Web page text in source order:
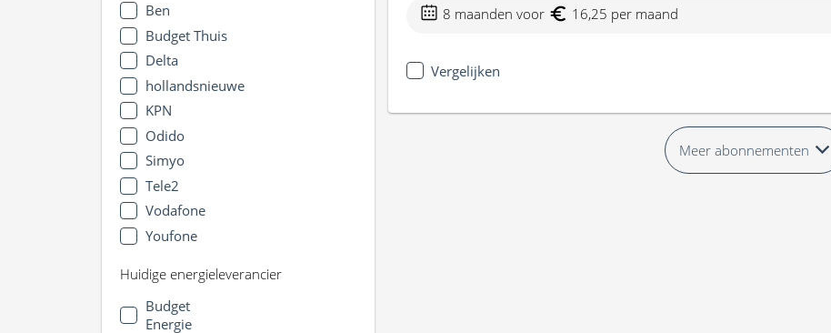
Ben
Budget Thuis
Delta
hollandsnieuwe
KPN
Odido
Simyo
Tele2
Vodafone
Youfone
Huidige energieleverancier
Budget
Energie
8 maanden voor 16,25 per maand
Vergelijken
Meer abonnementen